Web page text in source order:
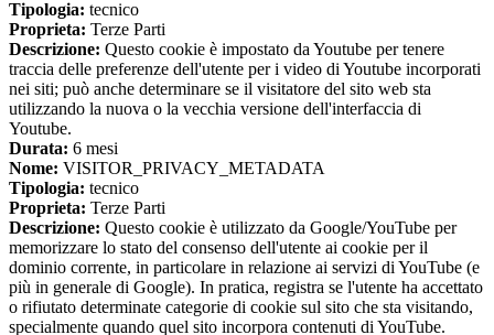
Tipologia: tecnico
Proprieta: Terze Parti
Descrizione: Questo cookie è impostato da Youtube per tenere
traccia delle preferenze dell'utente per i video di Youtube incorporati
nei siti; può anche determinare se il visitatore del sito web sta
utilizzando la nuova o la vecchia versione dell'interfaccia di
Youtube.
Durata: 6 mesi
Nome: VISITOR_PRIVACY_METADATA
Tipologia: tecnico
Proprieta: Terze Parti
Descrizione: Questo cookie è utilizzato da Google/YouTube per
memorizzare lo stato del consenso dell'utente ai cookie per il
dominio corrente, in particolare in relazione ai servizi di YouTube (e
più in generale di Google). In pratica, registra se l'utente ha accettato
o rifiutato determinate categorie di cookie sul sito che sta visitando,
specialmente quando quel sito incorpora contenuti di YouTube.